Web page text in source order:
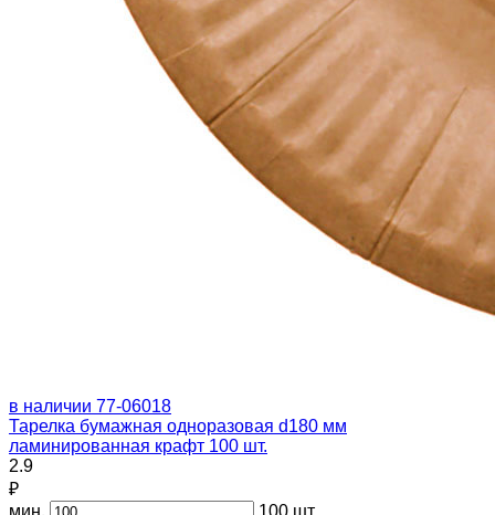
в наличии 77-06018
Тарелка бумажная одноразовая d180 мм
ламинированная крафт 100 шт.
2.9
₽